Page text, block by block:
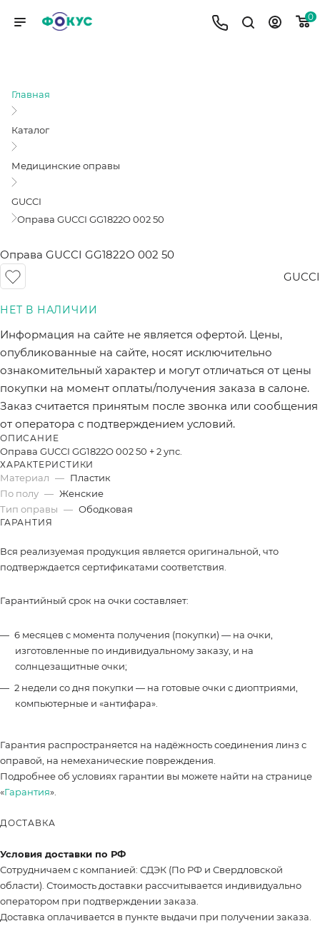
0
Главная
Каталог
Медицинские оправы
GUCCI
Оправа GUCCI GG1822О 002 50
Оправа GUCCI GG1822О 002 50
GUCCI
Информация на сайте не является офертой. Цены,
опубликованные на сайте, носят исключительно
ознакомительный характер и могут отличаться от цены
покупки на момент оплаты/получения заказа в салоне.
Заказ считается принятым после звонка или сообщения
от оператора с подтверждением условий.
ОПИСАНИЕ
Оправа GUCCI GG1822О 002 50 + 2 упс.
ХАРАКТЕРИСТИКИ
Материал — Пластик
По полу — Женские
Тип оправы — Ободковая
ГАРАНТИЯ
Вся реализуемая продукция является оригинальной, что
подтверждается сертификатами соответствия.
Гарантийный срок на очки составляет:
6 месяцев с момента получения (покупки) — на очки,
изготовленные по индивидуальному заказу, и на
солнцезащитные очки;
2 недели со дня покупки — на готовые очки с диоптриями,
компьютерные и «антифара».
Гарантия распространяется на надёжность соединения линз с
оправой, на немеханические повреждения.
Подробнее об условиях гарантии вы можете найти на странице
«Гарантия».
ДОСТАВКА
Условия доставки по РФ
Сотрудничаем с компанией: СДЭК (По РФ и Свердловской
области). Стоимость доставки рассчитывается индивидуально
оператором при подтверждении заказа.
Доставка оплачивается в пункте выдачи при получении заказа.